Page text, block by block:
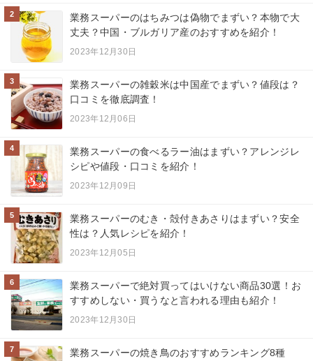
2
業務スーパーのはちみつは偽物でまずい？本物で大
丈夫？中国・ブルガリア産のおすすめを紹介！
2023年12月30日
3
業務スーパーの雑穀米は中国産でまずい？値段は？
口コミを徹底調査！
2023年12月06日
4
業務スーパーの食べるラー油はまずい？アレンジレ
シピや値段・口コミを紹介！
2023年12月09日
5
業務スーパーのむき・殻付きあさりはまずい？安全
性は？人気レシピを紹介！
2023年12月05日
6
業務スーパーで絶対買ってはいけない商品30選！お
すすめしない・買うなと言われる理由も紹介！
2023年12月30日
7
業務スーパーの焼き鳥のおすすめランキング8種